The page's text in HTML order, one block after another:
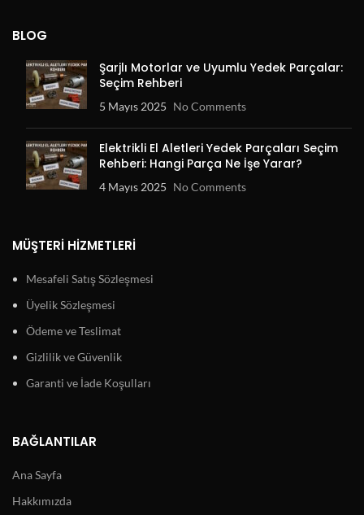
BLOG
Şarjlı Motorlar ve Uyumlu Yedek Parçalar:
Seçim Rehberi
5 Mayıs 2025 No Comments
Elektrikli El Aletleri Yedek Parçaları Seçim
Rehberi: Hangi Parça Ne İşe Yarar?
4 Mayıs 2025 No Comments
MÜŞTERI HIZMETLERI
Mesafeli Satış Sözleşmesi
Üyelik Sözleşmesi
Ödeme ve Teslimat
Gizlilik ve Güvenlik
Garanti ve İade Koşulları
BAĞLANTILAR
Ana Sayfa
Hakkımızda